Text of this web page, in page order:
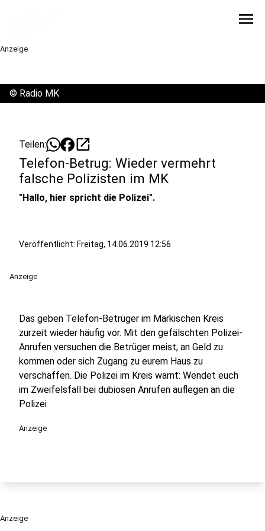
menu
Anzeige
© Radio MK
Teilen: open_in_new
Telefon-Betrug: Wieder vermehrt
falsche Polizisten im MK
"Hallo, hier spricht die Polizei".
Veröffentlicht: Freitag, 14.06.2019 12:56
Anzeige
Das geben Telefon-Betrüger im Märkischen Kreis
zurzeit wieder häufig vor. Mit den gefälschten Polizei-
Anrufen versuchen die Betrüger meist, an Geld zu
kommen oder sich Zugang zu eurem Haus zu
verschaffen. Die Polizei im Kreis warnt: Wendet euch
im Zweifelsfall bei dubiosen Anrufen auflegen an die
Polizei
Anzeige
Anzeige